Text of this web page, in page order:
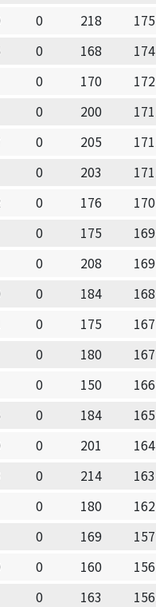
0 218 175
0 168 174
0 170 172
0 200 171
0 205 171
0 203 171
0 176 170
0 175 169
0 208 169
0 184 168
0 175 167
0 180 167
0 150 166
0 184 165
0 201 164
0 214 163
0 180 162
0 169 157
0 160 156
0 163 156